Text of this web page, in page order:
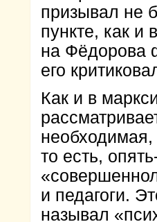
призывал не
пункте, как и
на Фёдорова
его
Как и в
необходимая,
то есть,
и педагоги.
называл